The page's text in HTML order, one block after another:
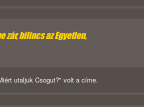
zár, bilincs az Egyetlen,
utaljuk Csogut?" volt a címe.